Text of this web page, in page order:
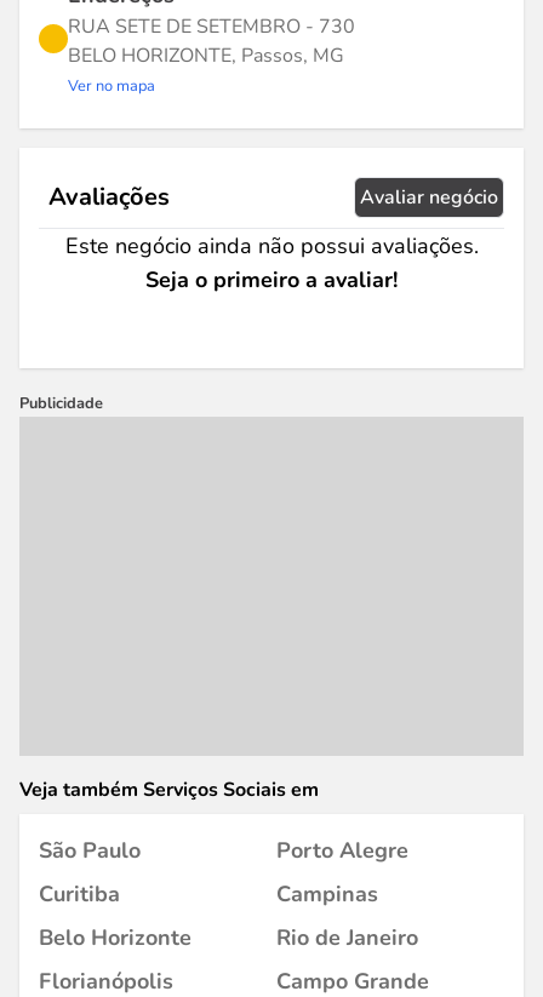
RUA SETE DE SETEMBRO - 730
BELO HORIZONTE, Passos, MG
Ver no mapa
Avaliações Avaliar negócio
Este negócio ainda não possui avaliações.
Seja o primeiro a avaliar!
Publicidade
Veja também Serviços Sociais em
São Paulo
Porto Alegre
Curitiba
Campinas
Belo Horizonte
Rio de Janeiro
Florianópolis
Campo Grande